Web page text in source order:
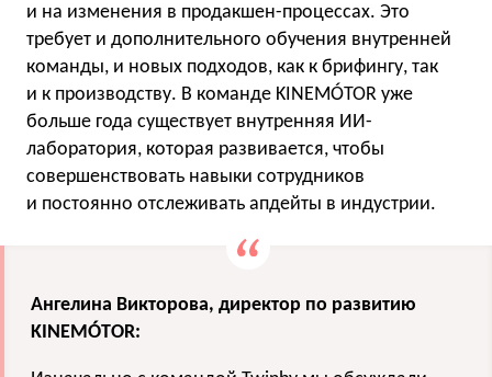
и на изменения в продакшен-процессах. Это
требует и дополнительного обучения внутренней
команды, и новых подходов, как к брифингу, так
и к производству. В команде KINEMÓTOR уже
больше года существует внутренняя ИИ-
лаборатория, которая развивается, чтобы
совершенствовать навыки сотрудников
и постоянно отслеживать апдейты в индустрии.
Ангелина Викторова, директор по развитию
KINEMÓTOR: